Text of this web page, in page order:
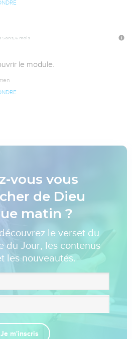
5 ans, 6 mois
le module.
vous vous
de Dieu
matin ?
le verset du
du Jour, les contenus
les nouveautés.
Je m'inscris